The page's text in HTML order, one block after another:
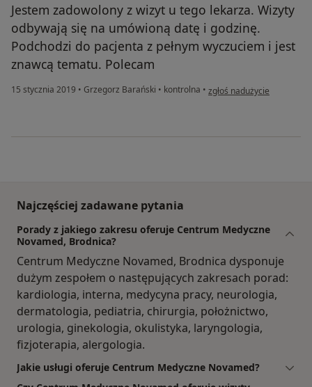
Jestem zadowolony z wizyt u tego lekarza. Wizyty
odbywają się na umówioną datę i godzinę.
Podchodzi do pacjenta z pełnym wyczuciem i jest
znawcą tematu. Polecam
15 stycznia 2019 • Grzegorz Barański • kontrolna • w opinii użytkownika
zgłoś nadużycie
Najczęściej zadawane pytania
Porady z jakiego zakresu oferuje Centrum Medyczne
Novamed, Brodnica?
Centrum Medyczne Novamed, Brodnica dysponuje
dużym zespołem o następujących zakresach porad:
kardiologia, interna, medycyna pracy, neurologia,
dermatologia, pediatria, chirurgia, położnictwo,
urologia, ginekologia, okulistyka, laryngologia,
fizjoterapia, alergologia.
Jakie usługi oferuje Centrum Medyczne Novamed?